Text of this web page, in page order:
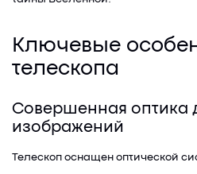
Ключевые
телескопа
Совершенная оптика
изображений
Телескоп оснащен оптической